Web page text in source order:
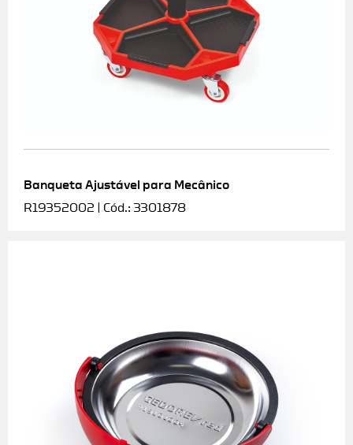
Banqueta Ajustável para Mecânico
R19352002 | Cód.: 3301878